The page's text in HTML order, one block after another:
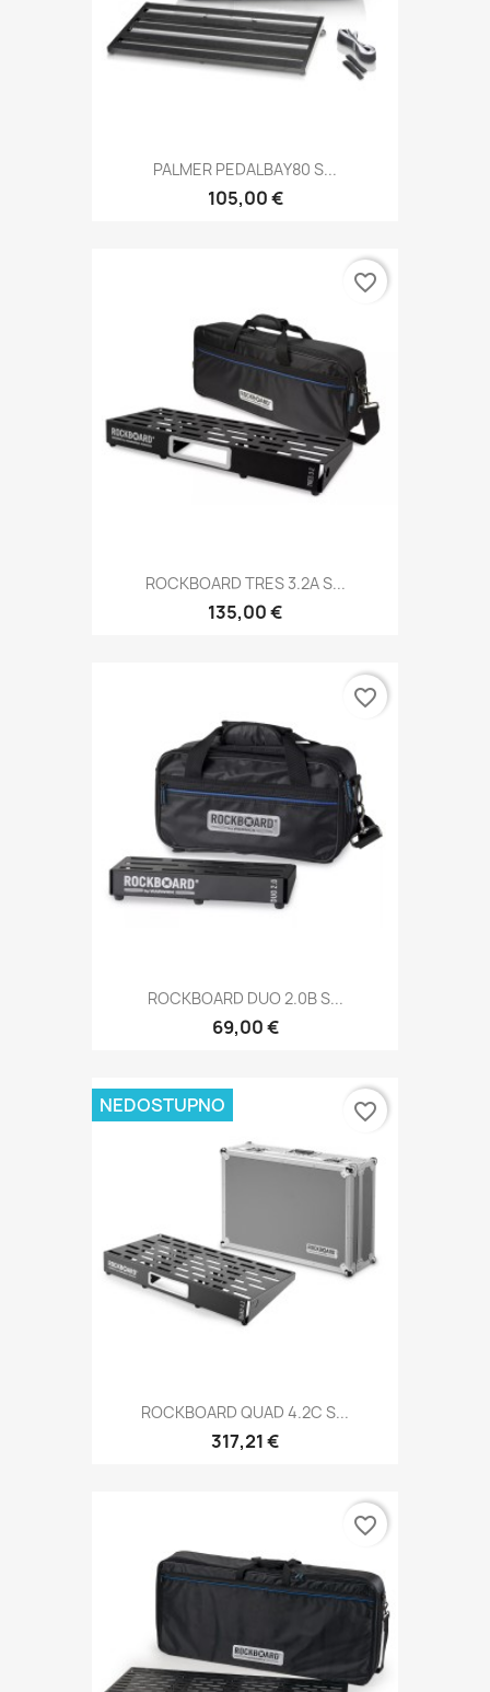
PALMER PEDALBAY80 S...
105,00 €
ROCKBOARD TRES 3.2A S...
135,00 €
favorite_border
ROCKBOARD DUO 2.0B S...
69,00 €
favorite_border
ROCKBOARD QUAD 4.2C S...
317,21 €
NEDOSTUPNO favorite_border
favorite_border